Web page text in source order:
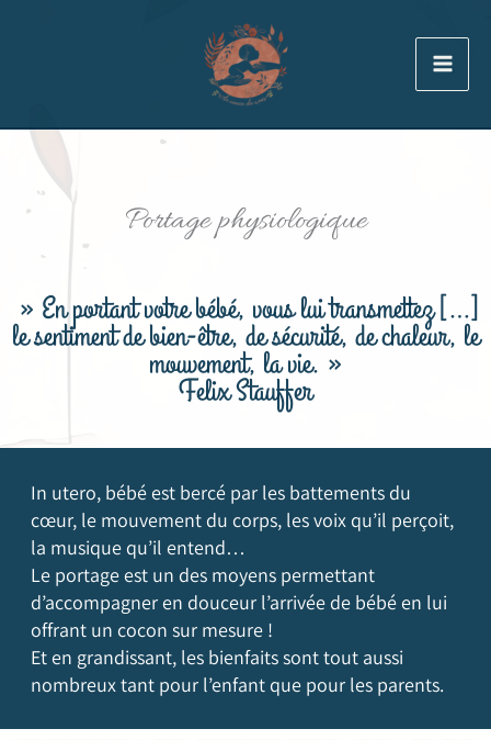
Portage physiologique
» En portant votre bébé, vous lui transmettez […]
le sentiment de bien-être, de sécurité, de chaleur, le
mouvement, la vie. »
Felix Stauffer
In utero, bébé est bercé par les battements du
cœur, le mouvement du corps, les voix qu’il perçoit,
la musique qu’il entend…
Le portage est un des moyens permettant
d’accompagner en douceur l’arrivée de bébé en lui
offrant un cocon sur mesure !
Et en grandissant, les bienfaits sont tout aussi
nombreux tant pour l’enfant que pour les parents.